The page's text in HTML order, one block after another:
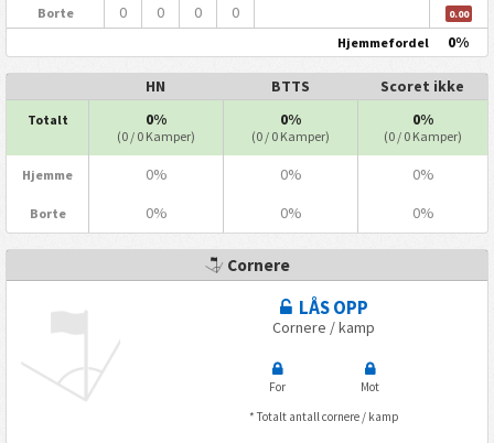
Borte 0 0 0 0 0.00
Hjemmefordel 0%
HN BTTS Scoret ikke
Totalt 0%
(0 / 0 Kamper)
0%
(0 / 0 Kamper)
0%
(0 / 0 Kamper)
Hjemme 0% 0% 0%
Borte 0% 0% 0%
Cornere
LÅS OPP
Cornere / kamp
For
Mot
* Totalt antall cornere / kamp